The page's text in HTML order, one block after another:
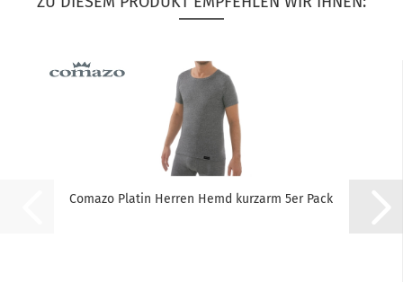
Comazo Platin Herren Hemd kurzarm 5er Pack